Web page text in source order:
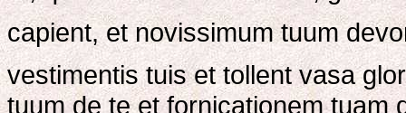
capient, et novissimum tuum
vestimentis tuis et tollent vasa
tuum de te et fornicationem tuam